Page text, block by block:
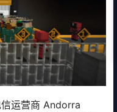
运营商 Andorra